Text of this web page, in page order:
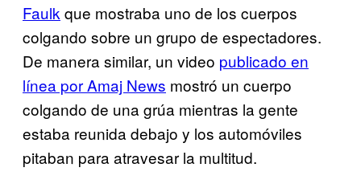
Faulk que mostraba uno de los cuerpos
colgando sobre un grupo de espectadores.
De manera similar, un video publicado en
línea por Amaj News mostró un cuerpo
colgando de una grúa mientras la gente
estaba reunida debajo y los automóviles
pitaban para atravesar la multitud.